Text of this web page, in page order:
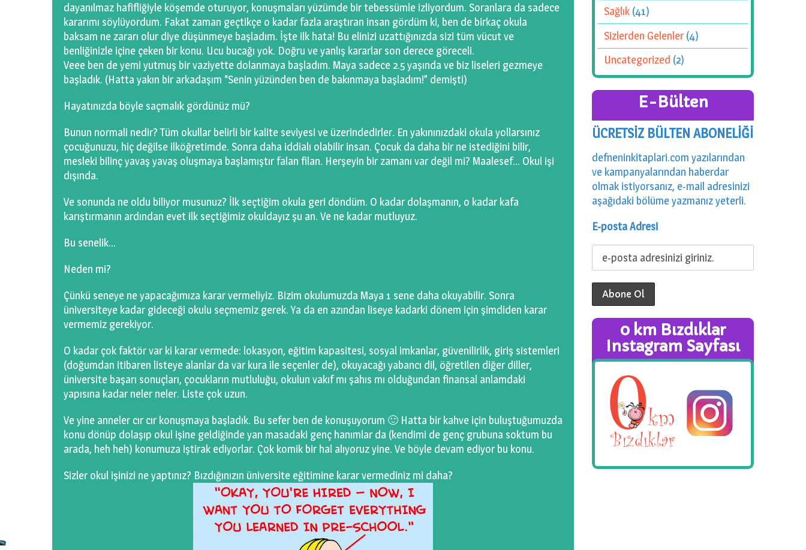
dayanılmaz hafifliğiyle köşemde oturuyor, konuşmaları yüzümde bir tebessümle izliyordum. Soranlara da sadece
kararımı söylüyordum. Fakat zaman geçtikçe o kadar fazla araştıran insan gördüm ki, ben de birkaç okula
baksam ne zararı olur diye düşünmeye başladım. İşte ilk hata! Bu elinizi uzattığınızda sizi tüm vücut ve
benliğinizle içine çeken bir konu. Ucu bucağı yok. Doğru ve yanlış kararlar son derece göreceli.
Veee ben de yemi yutmuş bir vaziyette dolanmaya başladım. Maya sadece 2.5 yaşında ve biz liseleri gezmeye
başladık. (Hatta yakın bir arkadaşım “Senin yüzünden ben de bakınmaya başladım!” demişti)
Hayatınızda böyle saçmalık gördünüz mü?
Bunun normali nedir? Tüm okullar belirli bir kalite seviyesi ve üzerindedirler. En yakınınızdaki okula yollarsınız
çocuğunuzu, hiç değilse ilköğretimde. Sonra daha iddialı olabilir insan. Çocuk da daha bir ne istediğini bilir,
mesleki bilinç yavaş yavaş oluşmaya başlamıştır falan filan. Herşeyin bir zamanı var değil mi? Maalesef… Okul işi
dışında.
Ve sonunda ne oldu biliyor musunuz? İlk seçtiğim okula geri döndüm. O kadar dolaşmanın, o kadar kafa
karıştırmanın ardından evet ilk seçtiğimiz okuldayız şu an. Ve ne kadar mutluyuz.
Bu senelik…
Neden mi?
Çünkü seneye ne yapacağımıza karar vermeliyiz. Bizim okulumuzda Maya 1 sene daha okuyabilir. Sonra
üniversiteye kadar gideceği okulu seçmemiz gerek. Ya da en azından liseye kadarki dönem için şimdiden karar
vermemiz gerekiyor.
O kadar çok faktör var ki karar vermede: lokasyon, eğitim kapasitesi, sosyal imkanlar, güvenilirlik, giriş sistemleri
(doğumdan itibaren listeye alanlar da var kura ile seçenler de), okuyacağı yabancı dil, öğretilen diğer diller,
üniversite başarı sonuçları, çocukların mutluluğu, okulun vakıf mı şahıs mı olduğundan finansal anlamdaki
yapısına kadar neler neler. Liste çok uzun.
Ve yine anneler cır cır konuşmaya başladık. Bu sefer ben de konuşuyorum 🙂 Hatta bir kahve için buluştuğumuzda
konu dönüp dolaşıp okul işine geldiğinde yan masadaki genç hanımlar da (kendimi de genç grubuna soktum bu
arada, heh heh) konumuza iştirak ediyorlar. Çok komik bir hal alıyoruz yine. Ve böyle devam ediyor bu konu.
Sizler okul işinizi ne yaptınız? Bızdığınızın üniversite eğitimine karar vermediniz mi daha?
Sağlık (41)
Sizlerden Gelenler(4)
Uncategorized (2)
E-Bülten
ÜCRETSİZ BÜLTEN ABONELİĞİ
defneninkitaplari.com yazılarından
ve kampanyalarından haberdar
olmak istiyorsanız, e-mail adresinizi
aşağıdaki bölüme yazmanız yeterli.
E-posta Adresi
0 km Bızdıklar
Instagram Sayfası